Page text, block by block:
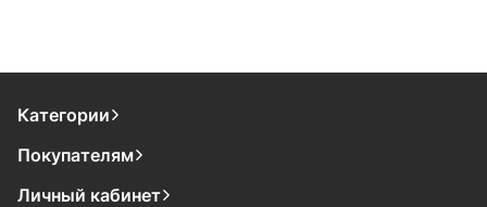
Категории
Покупателям
Личный кабинет